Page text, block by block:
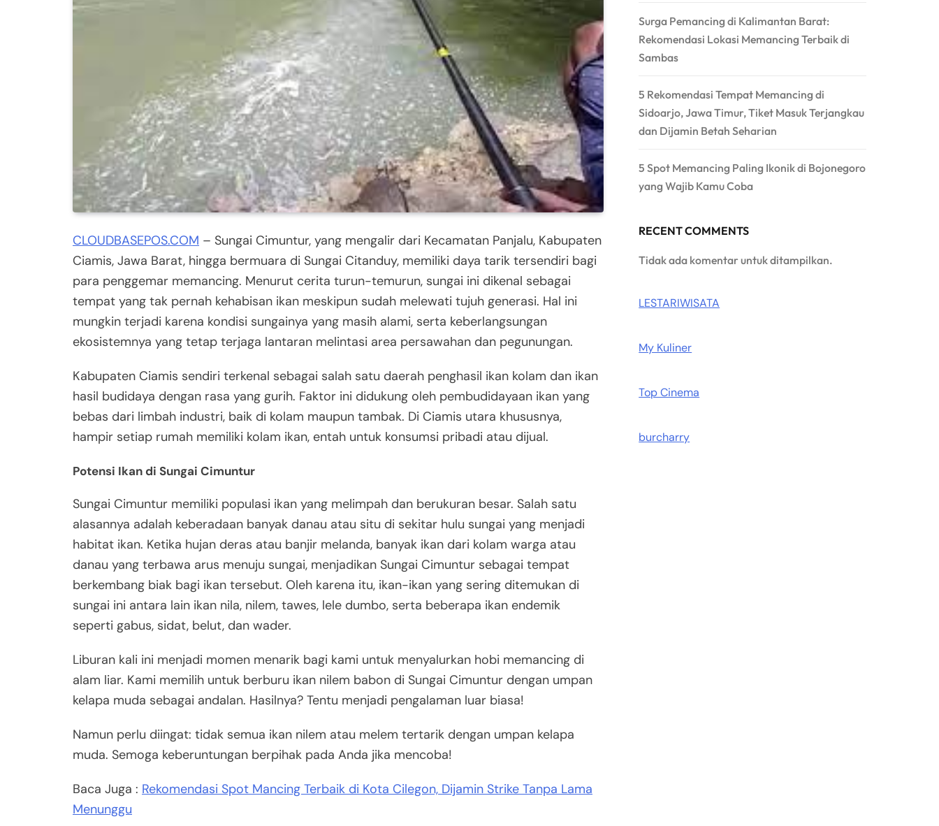
CLOUDBASEPOS.COM – Sungai Cimuntur, yang mengalir dari Kecamatan Panjalu, Kabupaten
Ciamis, Jawa Barat, hingga bermuara di Sungai Citanduy, memiliki daya tarik tersendiri bagi
para penggemar memancing. Menurut cerita turun-temurun, sungai ini dikenal sebagai
tempat yang tak pernah kehabisan ikan meskipun sudah melewati tujuh generasi. Hal ini
mungkin terjadi karena kondisi sungainya yang masih alami, serta keberlangsungan
ekosistemnya yang tetap terjaga lantaran melintasi area persawahan dan pegunungan.
Kabupaten Ciamis sendiri terkenal sebagai salah satu daerah penghasil ikan kolam dan ikan
hasil budidaya dengan rasa yang gurih. Faktor ini didukung oleh pembudidayaan ikan yang
bebas dari limbah industri, baik di kolam maupun tambak. Di Ciamis utara khususnya,
hampir setiap rumah memiliki kolam ikan, entah untuk konsumsi pribadi atau dijual.
Potensi Ikan di Sungai Cimuntur
Sungai Cimuntur memiliki populasi ikan yang melimpah dan berukuran besar. Salah satu
alasannya adalah keberadaan banyak danau atau situ di sekitar hulu sungai yang menjadi
habitat ikan. Ketika hujan deras atau banjir melanda, banyak ikan dari kolam warga atau
danau yang terbawa arus menuju sungai, menjadikan Sungai Cimuntur sebagai tempat
berkembang biak bagi ikan tersebut. Oleh karena itu, ikan-ikan yang sering ditemukan di
sungai ini antara lain ikan nila, nilem, tawes, lele dumbo, serta beberapa ikan endemik
seperti gabus, sidat, belut, dan wader.
Liburan kali ini menjadi momen menarik bagi kami untuk menyalurkan hobi memancing di
alam liar. Kami memilih untuk berburu ikan nilem babon di Sungai Cimuntur dengan umpan
kelapa muda sebagai andalan. Hasilnya? Tentu menjadi pengalaman luar biasa!
Namun perlu diingat: tidak semua ikan nilem atau melem tertarik dengan umpan kelapa
muda. Semoga keberuntungan berpihak pada Anda jika mencoba!
Baca Juga : Rekomendasi Spot Mancing Terbaik di Kota Cilegon, Dijamin Strike Tanpa Lama
Menunggu
Surga Pemancing di Kalimantan Barat:
Rekomendasi Lokasi Memancing Terbaik di
Sambas
5 Rekomendasi Tempat Memancing di
Sidoarjo, Jawa Timur, Tiket Masuk Terjangkau
dan Dijamin Betah Seharian
5 Spot Memancing Paling Ikonik di Bojonegoro
yang Wajib Kamu Coba
RECENT COMMENTS
Tidak ada komentar untuk ditampilkan.
LESTARIWISATA
My Kuliner
Top Cinema
burcharry